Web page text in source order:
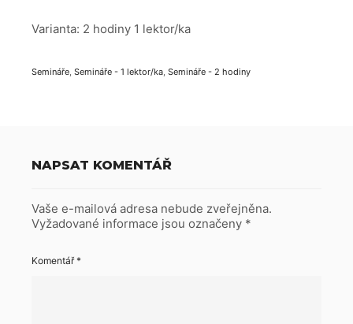
Varianta: 2 hodiny 1 lektor/ka
Semináře Semináře - 1 lektor/ka Semináře - 2 hodiny
NAPSAT KOMENTÁŘ
Vaše e-mailová adresa nebude zveřejněna.
Vyžadované informace jsou označeny *
Komentář*